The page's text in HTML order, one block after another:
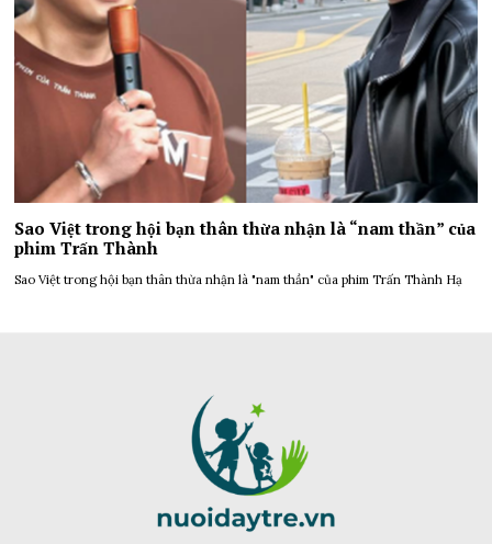
Sao Việt trong hội bạn thân thừa nhận là “nam thần” của
phim Trấn Thành
Sao Việt trong hội bạn thân thừa nhận là "nam thần" của phim Trấn Thành Hạ